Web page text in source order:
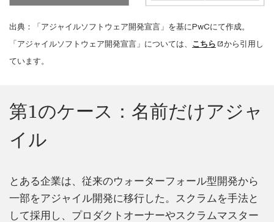
出典：「アジャイルソフトウェア開発宣言」を基にPwCにて作成。
「アジャイルソフトウェア開発宣言」については、 こちら
から引用し
ています。
第1のケース：名前だけアジャ
イル
とある企業は、従来のウォーターフォール型開発から
一部をアジャイル開発に移行した。スクラムを手法と
して採用し、プロダクトオーナーやスクラムマスター